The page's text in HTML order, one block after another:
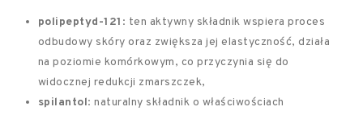
polipeptyd-121 : ten aktywny składnik wspiera proces
odbudowy skóry oraz zwiększa jej elastyczność, działa
na poziomie komórkowym, co przyczynia się do
widocznej redukcji zmarszczek,
spilantol: naturalny składnik o właściwościach